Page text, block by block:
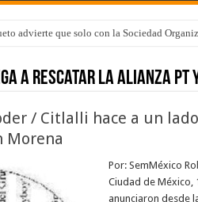
advierte que solo con la Sociedad
a rescatar la alianza PT
/ Citlalli hace a un
Morena
Por: SemMéxico
Ciudad de México,
anunciaron desde